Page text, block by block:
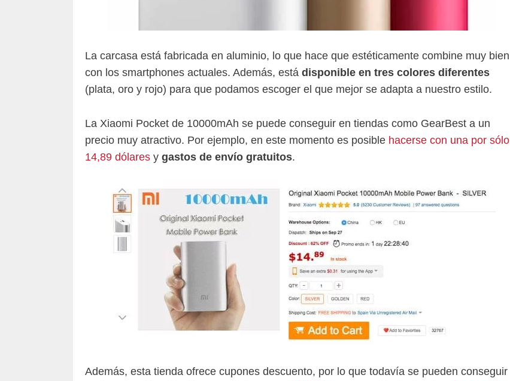
La carcasa está fabricada en aluminio, lo que hace que estéticamente combine muy bien
con los smartphones actuales. Además, está disponible en tres colores diferentes
(plata, oro y rojo) para que podamos escoger el que mejor se adapta a nuestro estilo.
La Xiaomi Pocket de 10000mAh se puede conseguir en tiendas como GearBest a un
precio muy atractivo. Por ejemplo, en este momento es posible hacerse con una por sólo
14,89 dólares y gastos de envío gratuitos.
Además, esta tienda ofrece cupones descuento, por lo que todavía se pueden conseguir